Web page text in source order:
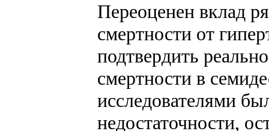
Переоценен вклад
смертности от
подтвердить
смертности в
исследователями
недостаточности,